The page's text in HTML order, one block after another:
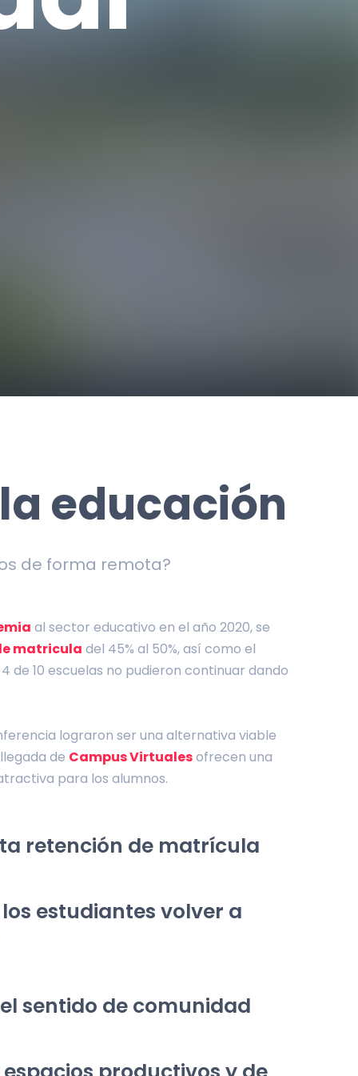
educación
de forma remota?
al sector educativo en el año 2020, se
matricula del 45% al 50%, así como el
de 10 escuelas no pudieron continuar dando
lograron ser una alternativa viable
de Campus Virtualesofrecen una
para los alumnos.
retención de matrícula
estudiantes volver a
sentido de comunidad